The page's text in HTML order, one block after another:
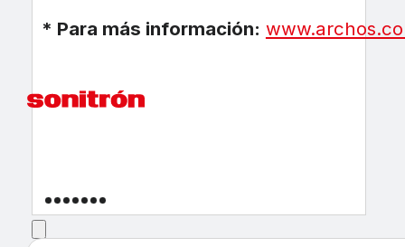
* Para más información: